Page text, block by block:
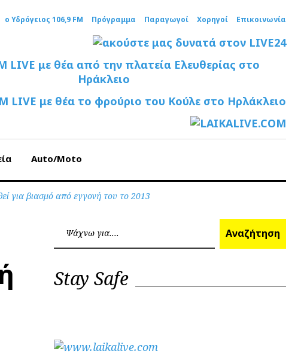
ο Υδρόγειος 106,9 FM Πρόγραμμα Παραγωγοί Χορηγοί Επικοινωνία
Auto/Moto
για βιασμό από εγγονή του το 2013
Αναζήτηση
Stay Safe